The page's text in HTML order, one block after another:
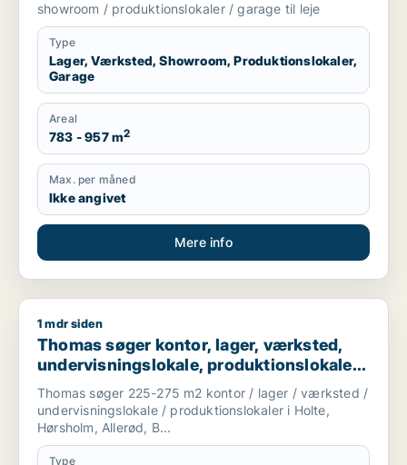
showroom / produktionslokaler / garage til leje
Type
Lager, Værksted, Showroom, Produktionslokaler,
Garage
Areal
783 - 957 m2
Max. per måned
Ikke angivet
Mere info
Thomas søger kontor, lager, værksted,
1 mdr siden
Thomas søger kontor, lager, værksted,
undervisningslokale, produktionslokaler
eller garage til leje i Holte, Hørsholm eller
Allerød m.fl.
Thomas søger 225-275 m2 kontor / lager / værksted /
undervisningslokale / produktionslokaler i Holte,
Hørsholm, Allerød, B...
Type